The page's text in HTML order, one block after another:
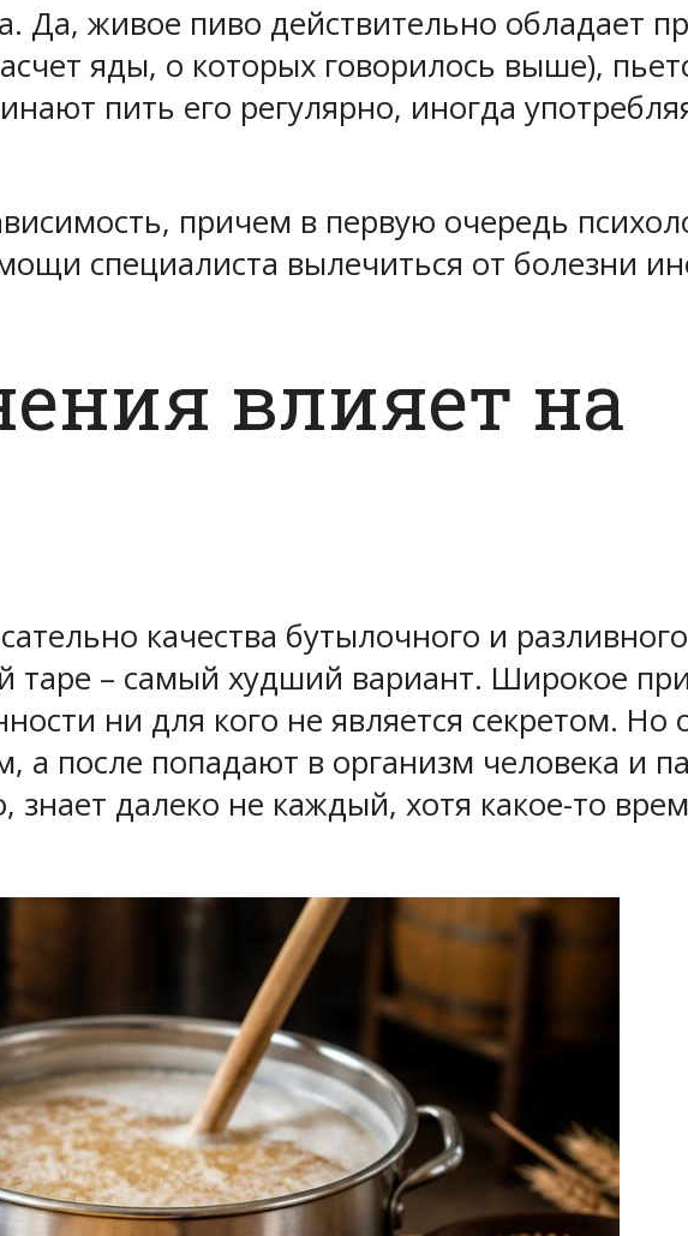
Да, живое пиво действительно обладает
яды, о которых говорилось выше),
пить его регулярно, иногда
причем в первую очередь
специалиста вылечиться от болезни
влияет на
качества бутылочного и
таре – самый худший вариант. Широкое
ни для кого не является секретом. Но
а после попадают в организм человека и
знает далеко не каждый, хотя какое-то